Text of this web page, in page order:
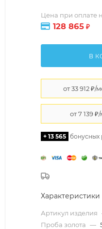
Цена при оплате
128 865 ₽
В
+ 13 565 бонусных
Характеристики
Артикул изделия
Проба золота —